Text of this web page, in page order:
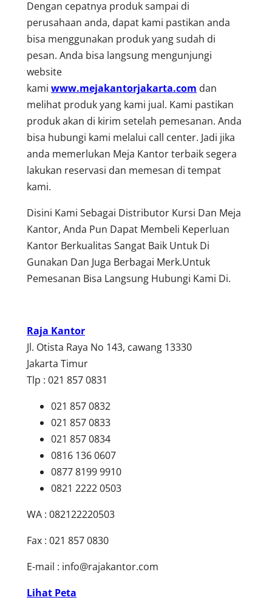
Dengan cepatnya produk sampai di
perusahaan anda, dapat kami pastikan anda
bisa menggunakan produk yang sudah di
pesan. Anda bisa langsung mengunjungi
website
kami www.mejakantorjakarta.com dan
melihat produk yang kami jual. Kami pastikan
produk akan di kirim setelah pemesanan. Anda
bisa hubungi kami melalui call center. Jadi jika
anda memerlukan Meja Kantor terbaik segera
lakukan reservasi dan memesan di tempat
kami.
Disini Kami Sebagai Distributor Kursi Dan Meja
Kantor, Anda Pun Dapat Membeli Keperluan
Kantor Berkualitas Sangat Baik Untuk Di
Gunakan Dan Juga Berbagai Merk.Untuk
Pemesanan Bisa Langsung Hubungi Kami Di.
Raja Kantor
Jl. Otista Raya No 143, cawang 13330
Jakarta Timur
Tlp : 021 857 0831
021 857 0832
021 857 0833
021 857 0834
0816 136 0607
0877 8199 9910
0821 2222 0503
WA : 082122220503
Fax : 021 857 0830
E-mail : info@rajakantor.com
Lihat Peta